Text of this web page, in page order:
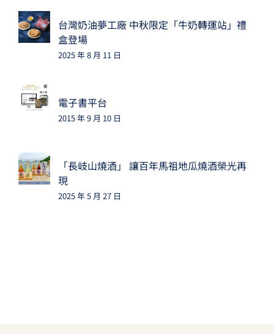
台灣奶油夢工廠 中秋限定「牛奶轉運站」禮
盒登場
2025 年 8 月 11 日
電子書平台
2015 年 9 月 10 日
「長岐山燒酒」 讓百年馬祖地瓜燒酒榮光再
現
2025 年 5 月 27 日